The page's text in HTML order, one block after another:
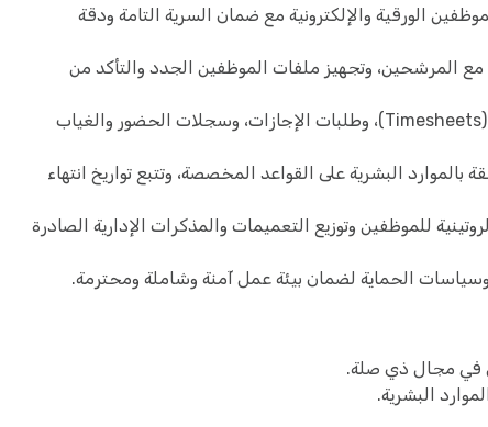
الورقية والإلكترونية مع ضمان السرية التامة ودقة
مع المرشحين، وتجهيز ملفات الموظفين الجدد والتأكد من
: متابعة جداول الدوام (Timesheets)، وطلبات الإجازات، وسجلات الحضور والغياب
بالموارد البشرية على القواعد المخصصة، وتتبع تواريخ انتهاء
للموظفين وتوزيع التعميمات والمذكرات الإدارية الصادرة
الحماية لضمان بيئة عمل آمنة وشاملة ومحترمة.
في مجال ذي صلة.
البشرية.